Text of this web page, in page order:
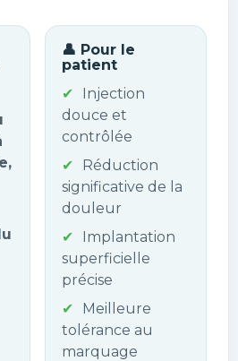
👤 Pour le
patient
Injection
douce et
contrôlée
Réduction
significative de la
douleur
Implantation
superficielle
précise
Meilleure
tolérance au
marquage